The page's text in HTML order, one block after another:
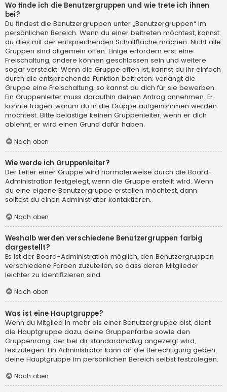
Wo finde ich die Benutzergruppen und wie trete ich ihnen
bei?
Du findest die Benutzergruppen unter „Benutzergruppen“ im
persönlichen Bereich. Wenn du einer beitreten möchtest, kannst
du dies mit der entsprechenden Schaltfläche machen. Nicht alle
Gruppen sind allgemein offen. Einige erfordern erst eine
Freischaltung, andere können geschlossen sein und weitere
sogar versteckt. Wenn die Gruppe offen ist, kannst du ihr einfach
durch die entsprechende Funktion beitreten; verlangt die
Gruppe eine Freischaltung, so kannst du dich für sie bewerben.
Ein Gruppenleiter muss daraufhin deinen Antrag annehmen. Er
könnte fragen, warum du in die Gruppe aufgenommen werden
möchtest. Bitte belästige keinen Gruppenleiter, wenn er dich
ablehnt, er wird einen Grund dafür haben.
Nach oben
Wie werde ich Gruppenleiter?
Der Leiter einer Gruppe wird normalerweise durch die Board-
Administration festgelegt, wenn die Gruppe erstellt wird. Wenn
du eine eigene Benutzergruppe erstellen möchtest, dann
solltest du einen Administrator kontaktieren.
Nach oben
Weshalb werden verschiedene Benutzergruppen farbig
dargestellt?
Es ist der Board-Administration möglich, den Benutzergruppen
verschiedene Farben zuzuteilen, so dass deren Mitglieder
leichter zu identifizieren sind.
Nach oben
Was ist eine Hauptgruppe?
Wenn du Mitglied in mehr als einer Benutzergruppe bist, dient
die Hauptgruppe dazu, deine Gruppenfarbe sowie den
Gruppenrang, der bei dir standardmäßig angezeigt wird,
festzulegen. Ein Administrator kann dir die Berechtigung geben,
deine Hauptgruppe im persönlichen Bereich selbst festzulegen.
Nach oben